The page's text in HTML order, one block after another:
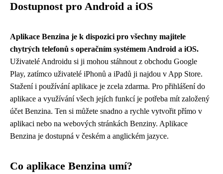
Dostupnost pro Android a iOS
Aplikace Benzina je k dispozici pro všechny majitele
chytrých telefonů s operačním systémem Android a iOS.
Uživatelé Androidu si ji mohou stáhnout z obchodu Google
Play, zatímco uživatelé iPhonů a iPadů ji najdou v App Store.
Stažení i používání aplikace je zcela zdarma. Pro přihlášení do
aplikace a využívání všech jejích funkcí je potřeba mít založený
účet Benzina. Ten si můžete snadno a rychle vytvořit přímo v
aplikaci nebo na webových stránkách Benziny. Aplikace
Benzina je dostupná v českém a anglickém jazyce.
Co aplikace Benzina umí?